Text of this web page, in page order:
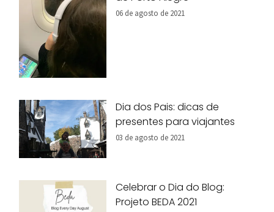
06 de agosto de 2021
Dia dos Pais: dicas de
presentes para viajantes
03 de agosto de 2021
Celebrar o Dia do Blog:
Projeto BEDA 2021